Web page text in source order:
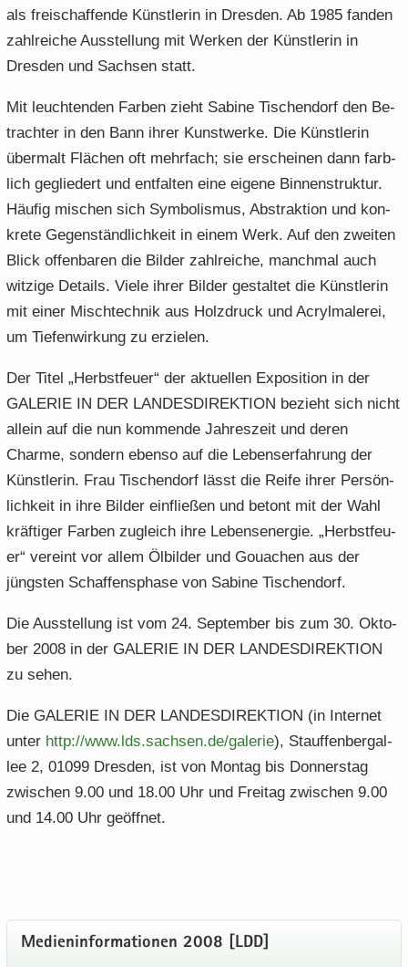
als frei­schaf­fen­de Künst­le­rin in Dres­den. Ab 1985 fan­den
zahl­rei­che Aus­stel­lung mit Wer­ken der Künst­le­rin in
Dres­den und Sach­sen statt.
Mit leuch­ten­den Far­ben zieht Sa­bi­ne Tisch­endorf den Be­
trach­ter in den Bann ihrer Kunst­wer­ke. Die Künst­le­rin
über­malt Flä­chen oft mehr­fach; sie er­schei­nen dann farb­
lich ge­glie­dert und ent­fal­ten eine ei­ge­ne Bin­nen­struk­tur.
Häu­fig mi­schen sich Sym­bo­lis­mus, Abs­trak­ti­on und kon­
kre­te Ge­gen­ständ­lich­keit in einem Werk. Auf den zwei­ten
Blick of­fen­ba­ren die Bil­der zahl­rei­che, manch­mal auch
wit­zi­ge De­tails. Viele ihrer Bil­der ge­stal­tet die Künst­le­rin
mit einer Misch­tech­nik aus Holz­druck und Acryl­ma­le­rei,
um Tie­fen­wir­kung zu er­zie­len.
Der Titel „Herbst­feu­er“ der ak­tu­el­len Ex­po­si­ti­on in der
GA­LE­RIE IN DER LAN­DES­DI­REK­TI­ON be­zieht sich nicht
al­lein auf die nun kom­men­de Jah­res­zeit und deren
Charme, son­dern eben­so auf die Le­bens­er­fah­rung der
Künst­le­rin. Frau Tisch­endorf lässt die Reife ihrer Per­sön­
lich­keit in ihre Bil­der ein­flie­ßen und be­tont mit der Wahl
kräf­ti­ger Far­ben zu­gleich ihre Le­bens­en­er­gie. „Herbst­feu­
er“ ver­eint vor allem Öl­bil­der und Gou­achen aus der
jüngs­ten Schaf­fens­pha­se von Sa­bi­ne Tisch­endorf.
Die Aus­stel­lung ist vom 24. Sep­tem­ber bis zum 30. Ok­to­
ber 2008 in der GA­LE­RIE IN DER LAN­DES­DI­REK­TI­ON
zu sehen.
Die GA­LE­RIE IN DER LAN­DES­DI­REK­TI­ON (in In­ter­net
unter http:/​/​www.​lds.​sachsen.​de/​galerie), Stauf­fen­berg­al­
lee 2, 01099 Dres­den, ist von Mon­tag bis Don­ners­tag
zwi­schen 9.00 und 18.00 Uhr und Frei­tag zwi­schen 9.00
und 14.00 Uhr ge­öff­net.
Me­di­en­in­for­ma­tio­nen 2008 [LDD]